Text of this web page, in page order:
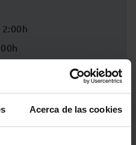
Acerca de las cookies